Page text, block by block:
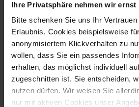
Ihre Privatsphäre nehmen wir ernst
Bitte schenken Sie uns Ihr
Erlaubnis, Cookies beispielsweise
anonymisiertem Klickverhalten zu
wollen, dass Sie ein passendes
erhalten, das möglichst individuell
zugeschnitten ist. Sie entscheiden,
nutzen dürfen. Wir weisen Sie
nur mit aktiven Cookies unser
Vorstehende Angaben stellen
Beispiel gem. § 17 Abs. 4
Finanzierungsbeispiel der
Deutschland AG
Platz 1, 41061
Berechnungsgrundlage ist ein
mit Kaufpreis 74.900,00 € inkl.
monatliche Rate 627,36 €, 47
€, 44.900,00 €